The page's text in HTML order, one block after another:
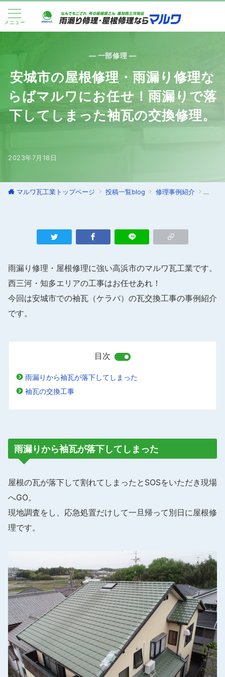
メニュー
— 一部修理 —
安城市の屋根修理・雨漏り修理な
らばマルワにお任せ！雨漏りで落
下してしまった袖瓦の交換修理。
2023年7月18日
マルワ瓦工業トップページ 投稿一覧blog 修理事例紹介 一部
雨漏り修理・屋根修理に強い高浜市のマルワ瓦工業です。
西三河・知多エリアの工事はお任せあれ！
今回は安城市での袖瓦（ケラバ）の瓦交換工事の事例紹介
です。
目次
雨漏りから袖瓦が落下してしまった
袖瓦の交換工事
雨漏りから袖瓦が落下してしまった
屋根の瓦が落下して割れてしまったとSOSをいただき現場
へGO。
現地調査をし、応急処置だけして一旦帰って別日に屋根修
理です。